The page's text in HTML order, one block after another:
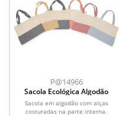
P@14966
Sacola Ecológica Algodão
Sacola em algodão com alças
costuradas na parte interna.